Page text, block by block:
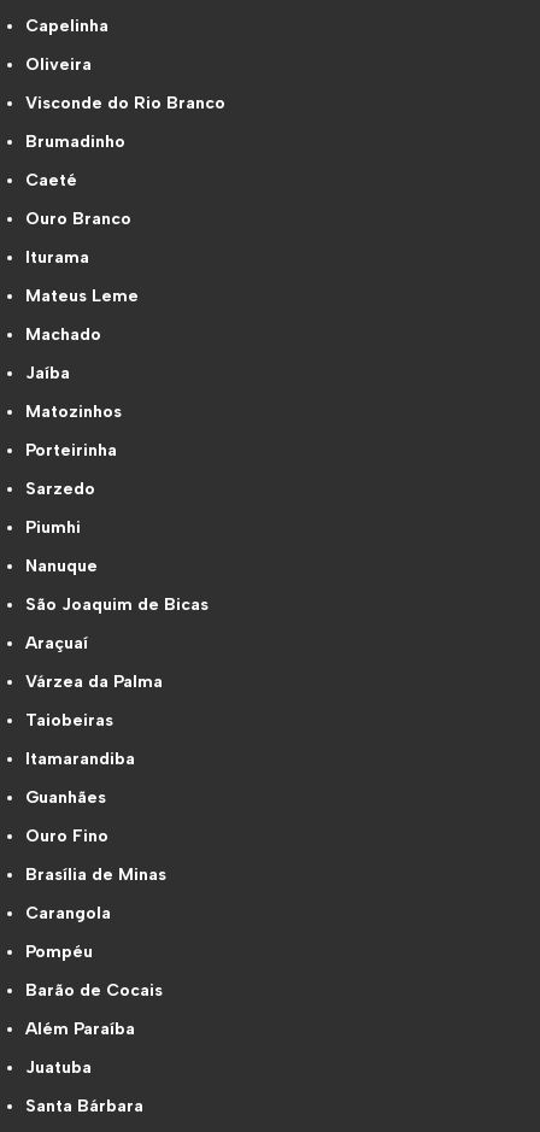
Capelinha
Oliveira
Visconde do Rio Branco
Brumadinho
Caeté
Ouro Branco
Iturama
Mateus Leme
Machado
Jaíba
Matozinhos
Porteirinha
Sarzedo
Piumhi
Nanuque
São Joaquim de Bicas
Araçuaí
Várzea da Palma
Taiobeiras
Itamarandiba
Guanhães
Ouro Fino
Brasília de Minas
Carangola
Pompéu
Barão de Cocais
Além Paraíba
Juatuba
Santa Bárbara